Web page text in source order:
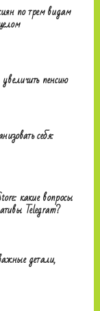
по трем видам
пенсию
себя:
какие вопросы
Telegram?
детали,